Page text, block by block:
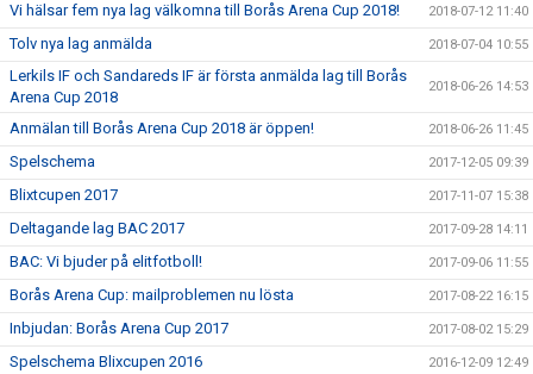
Vi hälsar fem nya lag välkomna till Borås Arena Cup 2018! 2018-07-12 11:40
Tolv nya lag anmälda 2018-07-04 10:55
Lerkils IF och Sandareds IF är första anmälda lag till Borås
Arena Cup 2018
2018-06-26 14:53
Anmälan till Borås Arena Cup 2018 är öppen! 2018-06-26 11:45
Spelschema 2017-12-05 09:39
Blixtcupen 2017 2017-11-07 15:38
Deltagande lag BAC 2017 2017-09-28 14:11
BAC: Vi bjuder på elitfotboll! 2017-09-06 11:55
Borås Arena Cup: mailproblemen nu lösta 2017-08-22 16:15
Inbjudan: Borås Arena Cup 2017 2017-08-02 15:29
Spelschema Blixcupen 2016 2016-12-09 12:49